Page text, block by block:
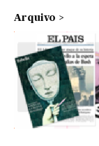
Arquivo